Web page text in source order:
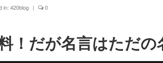
in: 420blog | 0
！だが名言はただ